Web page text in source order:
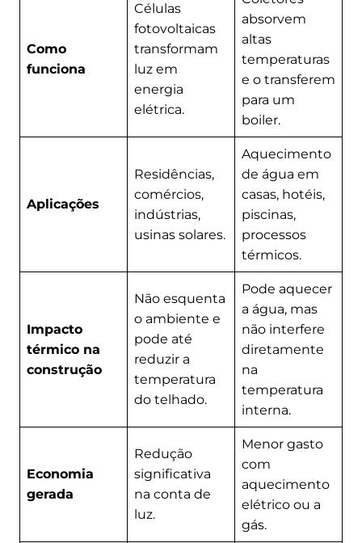
Como
funciona
Células
fotovoltaicas
transformam
luz em
energia
elétrica.
absorvem
altas
temperaturas
e o transferem
para um
boiler.
Aplicações
Residências,
comércios,
indústrias,
usinas solares.
Aquecimento
de água em
casas, hotéis,
piscinas,
processos
térmicos.
Impacto
térmico na
construção
Não esquenta
o ambiente e
pode até
reduzir a
temperatura
do telhado.
Pode aquecer
a água, mas
não interfere
diretamente
na
temperatura
interna.
Economia
gerada
Redução
significativa
na conta de
luz.
Menor gasto
com
aquecimento
elétrico ou a
gás.